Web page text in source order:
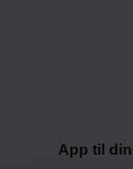
App til